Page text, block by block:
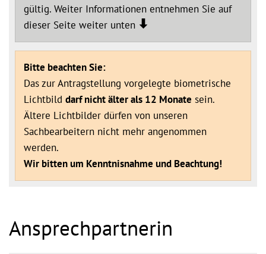
gültig. Weiter Informationen entnehmen Sie auf
dieser Seite weiter unten
Bitte beachten Sie:
Das zur Antragstellung vorgelegte biometrische
Lichtbild darf nicht älter als 12 Monate sein.
Ältere Lichtbilder dürfen von unseren
Sachbearbeitern nicht mehr angenommen
werden.
Wir bitten um Kenntnisnahme und Beachtung!
Ansprechpartnerin